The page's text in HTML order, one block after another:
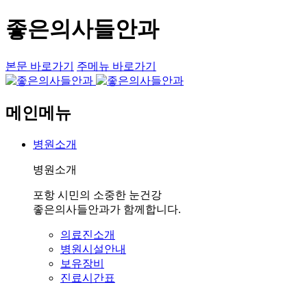
좋은의사들안과
본문 바로가기 주메뉴 바로가기
메인메뉴
병원소개
병원소개
포항 시민의 소중한 눈건강
좋은의사들안과가 함께합니다.
의료진소개
병원시설안내
보유장비
진료시간표